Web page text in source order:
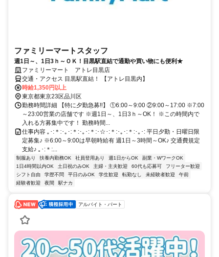
ファミリーマートスタッフ
週1日～、1日3ｈ～ＯＫ！目黒駅直結で通勤や買い物にも便利★
ファミリーマート アトレ目黒店
交通・アクセス 目黒駅直結！ 【アトレ目黒内】
時給1,350円以上
東京都東京23区品川区
勤務時間詳細 【特に夕勤急募!!】 ①6:00～9:00 ②9:00～17:00 ※7:00
～23:00営業の店舗です ※週1日～、1日3ｈ～OK！ ※この時間内で
入れる方募集中です！ 勤務時間...
仕事内容 ｡･:＊:･｡･:＊:･｡･:＊:･☆･:＊:･｡･:＊:･｡･: 平日夕勤・日曜日限
定募集♪ ※6:00～9:00は早朝時給有 週1日～3時間～OK♪ 交通費規定
支給♪ ｡･:＊:...
制服あり 扶養内勤務OK 社員登用あり 週1日からOK
副業・WワークOK
1日4時間以内OK
土日祝のみOK 主婦・主夫歓迎 60代も応募可
フリーター歓迎
シフト自由
学歴不問 平日のみOK 学生歓迎 転勤なし 未経験者歓迎
午前
経験者歓迎
夜間 駅ナカ
アルバイト・パート